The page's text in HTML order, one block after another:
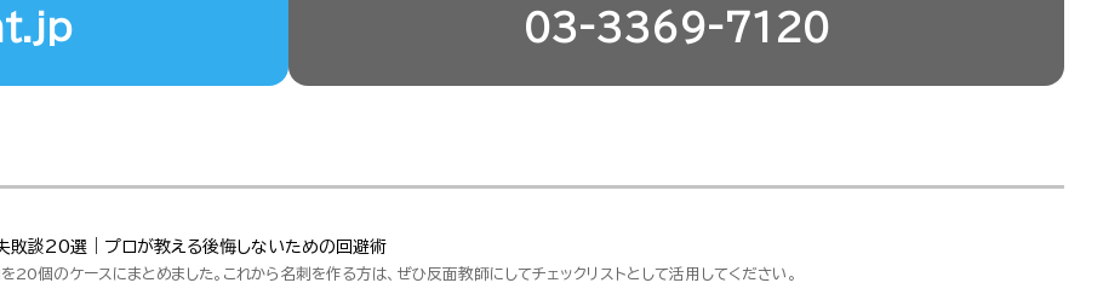
03-3369-7120
敗談20選｜プロが教える後悔しないための回避術
20個のケースにまとめました。これから名刺を作る方は、ぜひ反面教師にしてチェックリストとして活用してください。